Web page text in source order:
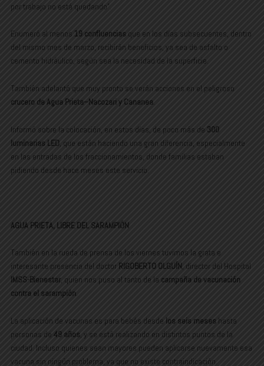
por trabajo no está quedando”.
Enumeró al menos 19 confluencias que en los días subsecuentes, dentro
del mismo mes de marzo, recibirán beneficios, ya sea de asfalto o
cemento hidráulico, según sea la necesidad de la superficie.
También adelantó que muy pronto se verán acciones en el peligroso
crucero de Agua Prieta–Nacozari y Cananea.
Informó sobre la colocación, en estos días, de poco más de 300
luminarias LED, que están haciendo una gran diferencia, especialmente
en las entradas de los fraccionamientos, donde familias estaban
pidiendo desde hace meses este servicio.
AGUA PRIETA, LIBRE DEL SARAMPIÓN
También en la rueda de prensa de los viernes tuvimos la grata e
interesante presencia del doctor RIGOBERTO OLGUÍN, director del Hospital
IMSS-Bienestar, quien nos puso al tanto de la campaña de vacunación
contra el sarampión.
La aplicación de vacunas es para bebés desde los seis meses hasta
personas de 49 años, y se está realizando en distintos puntos de la
ciudad. Incluso quienes sean mayores pueden aplicarse nuevamente esa
vacuna sin ningún problema, ya que no existe contraindicación.